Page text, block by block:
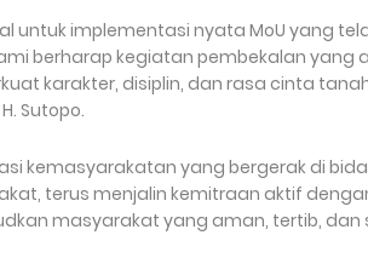
untuk implementasi nyata MoU yang
berharap kegiatan pembekalan yang
karakter, disiplin, dan rasa cinta
Sutopo.
kemasyarakatan yang bergerak di
terus menjalin kemitraan aktif
masyarakat yang aman, tertib, dan